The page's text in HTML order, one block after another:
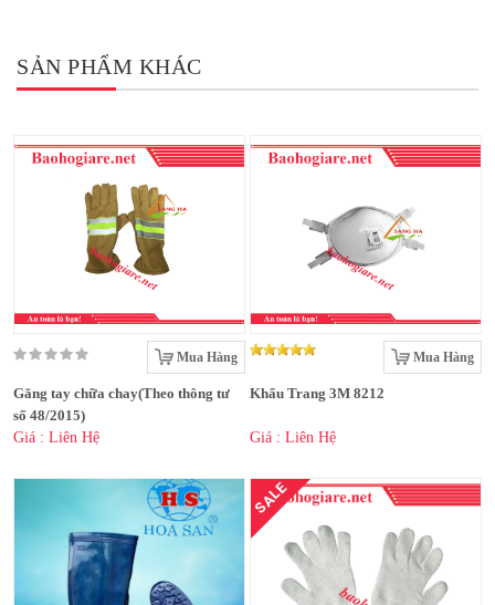
SẢN PHẨM KHÁC
Mua Hàng
Găng tay chữa chay(Theo thông tư
số 48/2015)
Giá : Liên Hệ
Mua Hàng
Khẩu Trang 3M 8212
Giá : Liên Hệ
SALE